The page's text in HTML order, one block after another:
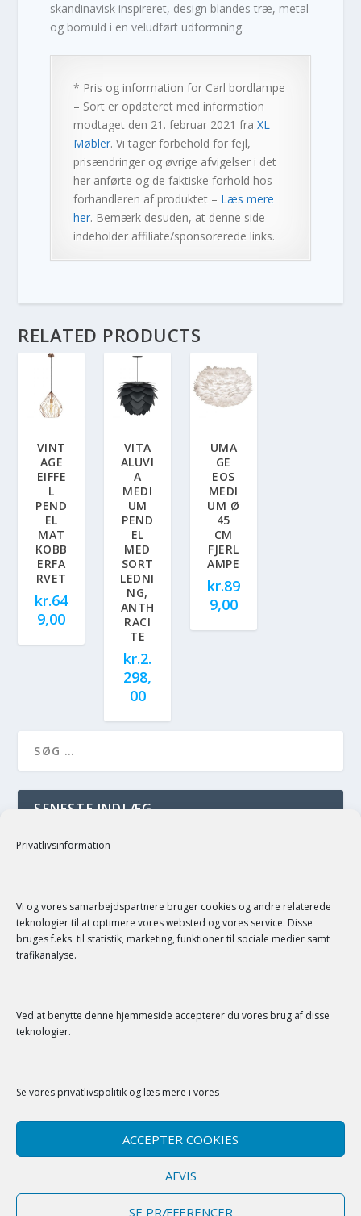
Privatlivsinformation
Vi og vores samarbejdspartnere bruger cookies og andre relaterede
teknologier til at optimere vores websted og vores service. Disse
bruges f.eks. til statistik, marketing, funktioner til sociale medier samt
trafikanalyse.
Ved at benytte denne hjemmeside accepterer du vores brug af disse
teknologier.
Se vores privatlivspolitik og læs mere i vores
ACCEPTER COOKIES
AFVIS
SE PRÆFERENCER
skandinavisk inspireret, design blandes træ, metal
og bomuld i en veludført udformning.
* Pris og information for Carl bordlampe
– Sort er opdateret med information
modtaget den 21. februar 2021 fraXL
Møbler. Vi tager forbehold for fejl,
prisændringer og øvrige afvigelser i det
her anførte og de faktiske forhold hos
forhandleren af produktet – Læs mere
her. Bemærk desuden, at denne side
indeholder affiliate/sponsorerede links.
RELATED PRODUCTS
VINT
AGE
EIFFE
L
PEND
EL
MAT
KOBB
ERFA
RVET
kr.64
9,00
VITA
ALUVI
A
MEDI
UM
PEND
EL
MED
SORT
LEDNI
NG,
ANTH
RACI
TE
kr.2.
298,
00
UMA
GE
EOS
MEDI
UM Ø
45
CM
FJERL
AMPE
kr.89
9,00
SENESTE INDLÆG
just a test
SENESTE KOMMENTARER
SERVICE
Privatlivspolitik